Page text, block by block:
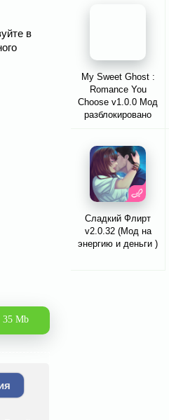
в
35 Mb
My Sweet Ghost :
Romance You
Choose v1.0.0 Мод
разблокировано
Сладкий Флирт
v2.0.32 (Мод на
энергию и деньги )